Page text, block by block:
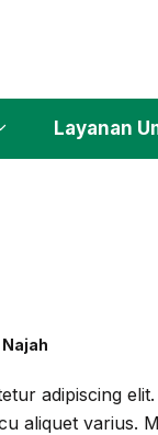
Layanan
adipiscing
aliquet varius.